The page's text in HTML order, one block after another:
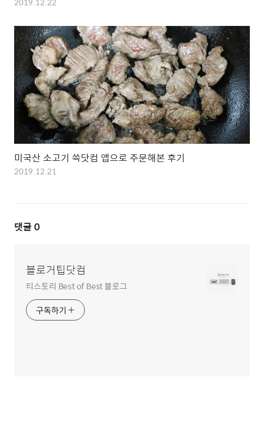
미국산 소고기 쓱닷컴 앱으로 주문해본 후기
2019.12.21
댓글 0
블로거팁닷컴
티스토리 Best of Best 블로그
구독하기